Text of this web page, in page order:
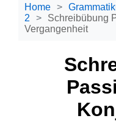
Home
2
Schreibübung
Vergangenheit